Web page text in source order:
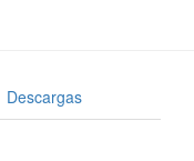
Descargas